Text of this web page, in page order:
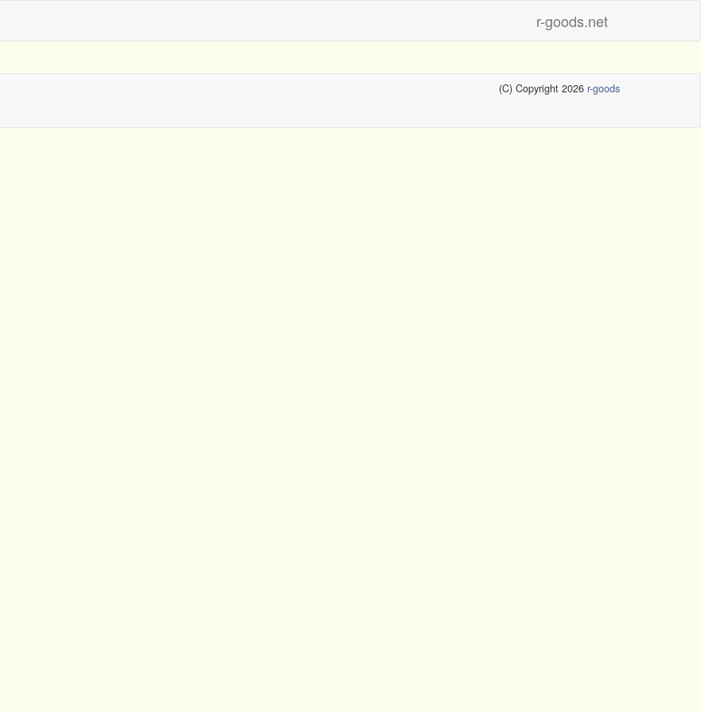
r-goods.net
(C) Copyright 2026 r-goods